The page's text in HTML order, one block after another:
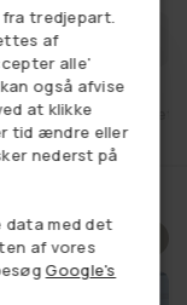
LAGER
14 dages
DANISH
GERMAN
NORWEGIAN
SWEDISH
fra tredjepart.
af
alle'
også afvise
at klikke
tid ændre eller
nederst på
data med det
af vores
Google's
om du